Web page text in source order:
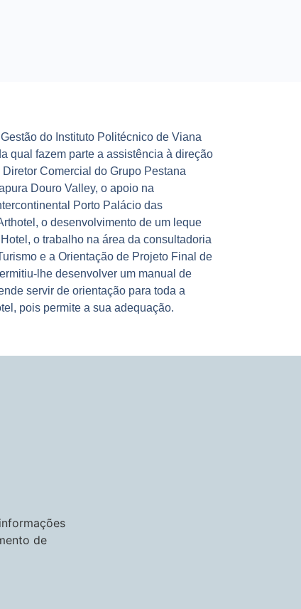
do Instituto Politécnico de Viana
qual fazem parte a assistência à direção
Comercial do Grupo Pestana
Douro Valley, o apoio na
Porto Palácio das
o desenvolvimento de um leque
o trabalho na área da consultadoria
e a Orientação de Projeto Final de
lhe desenvolver um manual de
servir de orientação para toda a
pois permite a sua adequação.
de